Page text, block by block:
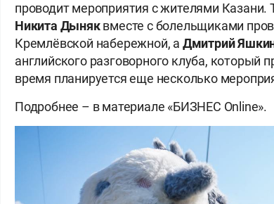
проводит мероприятия с жителями
Никита Дыняквместе с болельщиками
Кремлёвской набережной, а Дмитрий
английского разговорного клуба,
время планируется еще несколько
Подробнее – в материале «БИЗНЕС Online».